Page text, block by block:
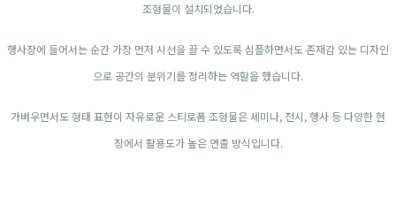
조형물이 설치되었습니다.
행사장에 들어서는 순간 가장 먼저 시선을 끌 수 있도록 심플하면서도 존재감 있는 디자인
으로 공간의 분위기를 정리하는 역할을 했습니다.
가벼우면서도 형태 표현이 자유로운 스티로폼 조형물은 세미나, 전시, 행사 등 다양한 현
장에서 활용도가 높은 연출 방식입니다.